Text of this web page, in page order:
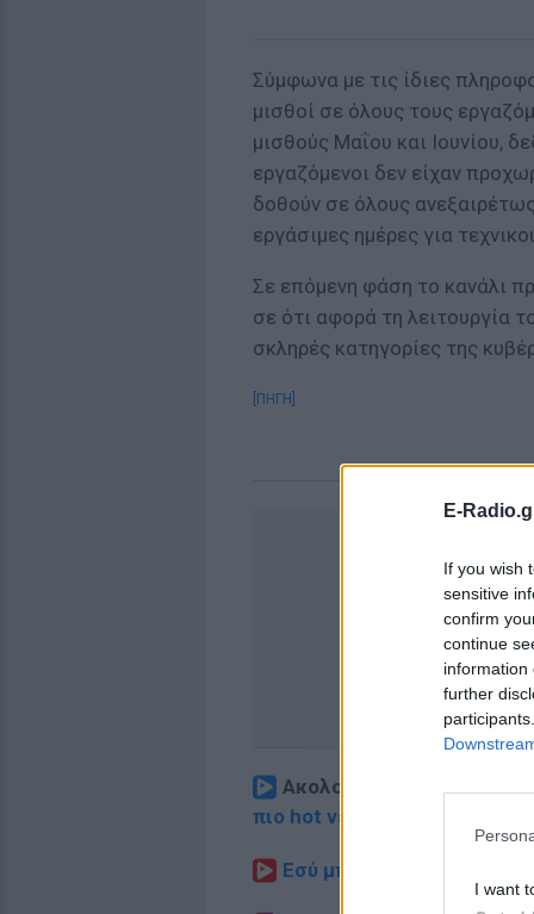
E-
If you wish
sensitive
confirm
continue
information
further
I want
Σύμφωνα με τις ίδιες
μισθοί σε όλους τους
μισθούς Μαΐου και Ιουνίου,
εργαζόμενοι δεν είχαν
δoθούν σε όλους
εργάσιμες ημέρες για
Σε επόμενη φάση το κανάλι
σε ότι αφορά τη λειτουργία
σκληρές κατηγορίες της
[ΠΗΓΗ]
Ακολουθήστε το E-
πιο hot νέα
Εσύ μπήκες στο E-